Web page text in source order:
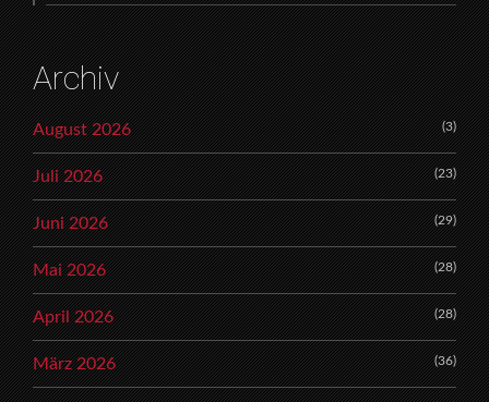
Archiv
August 2026 (3)
Juli 2026 (23)
Juni 2026 (29)
Mai 2026 (28)
April 2026 (28)
März 2026 (36)